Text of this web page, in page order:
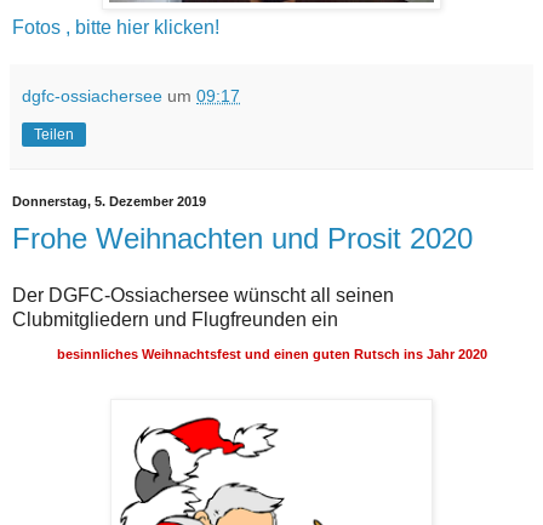
Fotos , bitte hier klicken!
dgfc-ossiachersee um 09:17
Teilen
Donnerstag, 5. Dezember 2019
Frohe Weihnachten und Prosit 2020
Der DGFC-Ossiachersee wünscht all seinen
Clubmitgliedern und Flugfreunden ein
besinnliches Weihnachtsfestund einen guten Rutsch ins Jahr 2020